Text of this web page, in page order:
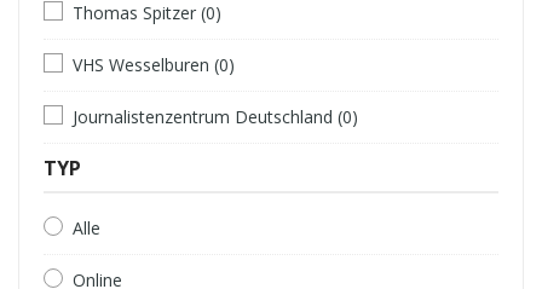
Thomas Spitzer (0)
VHS Wesselburen (0)
Journalistenzentrum Deutschland (0)
TYP
Alle
Online